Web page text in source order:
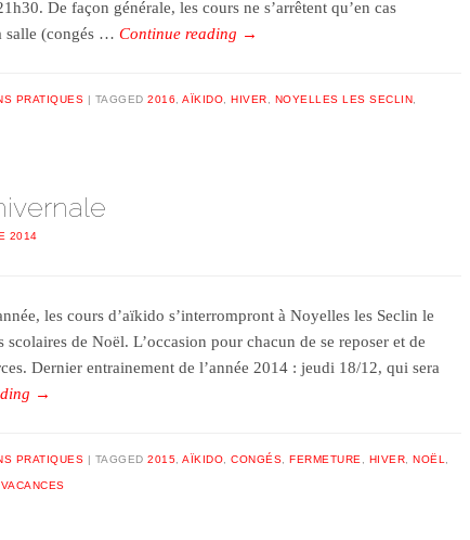
De façon générale, les cours ne s’arrêtent qu’en cas
salle (congés … Continue reading →
PRATIQUES TAGGED 2016, AÏKIDO, HIVER, NOYELLES LES SECLIN,
2014
les cours d’aïkido s’interrompront à Noyelles les Seclin le
scolaires de Noël. L’occasion pour chacun de se reposer et de
Dernier entrainement de l’année 2014 : jeudi 18/12, qui sera
→
PRATIQUES TAGGED 2015, AÏKIDO, CONGÉS, FERMETURE, HIVER, NOËL,
VACANCES